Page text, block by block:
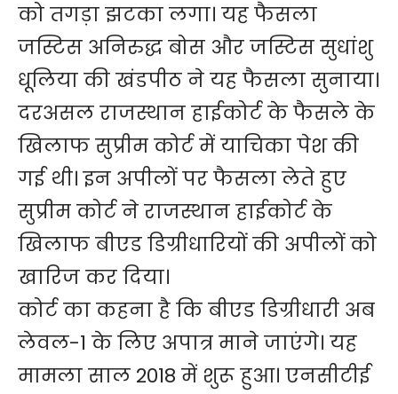
को तगड़ा झटका लगा। यह फैसला
जस्टिस अनिरुद्ध बोस और जस्टिस सुधांशु
धूलिया की खंडपीठ ने यह फैसला सुनाया।
दरअसल राजस्थान हाईकोर्ट के फैसले के
खिलाफ सुप्रीम कोर्ट में याचिका पेश की
गई थी। इन अपीलों पर फैसला लेते हुए
सुप्रीम कोर्ट ने राजस्थान हाईकोर्ट के
खिलाफ बीएड डिग्रीधारियों की अपीलों को
खारिज कर दिया।
कोर्ट का कहना है कि बीएड डिग्रीधारी अब
लेवल-1 के लिए अपात्र माने जाएंगे। यह
मामला साल 2018 में शुरू हुआ। एनसीटीई